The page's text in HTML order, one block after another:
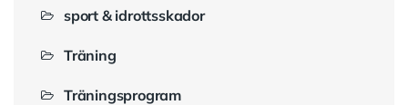
sport & idrottsskador
Träning
Träningsprogram